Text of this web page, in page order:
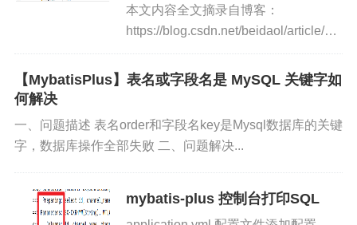
本文内容全文摘录自博客：
https://blog.csdn.net/beidaol/article/
Mybatis JdbcType与Oracle、MySql数
据类...
【MybatisPlus】表名或字段名是 MySQL 关键字如
何解决
一、问题描述 表名order和字段名key是Mysql数据库的关键
字，数据库操作全部失败 二、问题解决...
mybatis-plus 控制台打印SQL